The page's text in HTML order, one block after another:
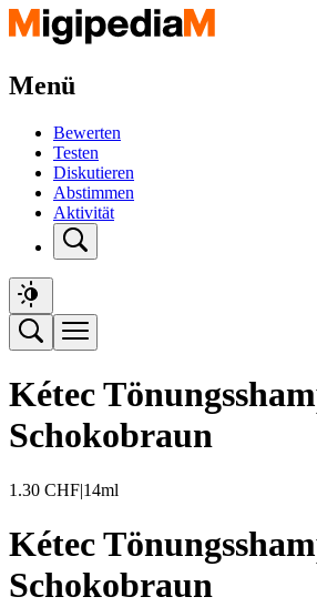
Menü
Bewerten
Testen
Diskutieren
Abstimmen
Aktivität
Kétec
Schokobraun
1.30 CHF|14ml
Kétec
Schokobraun